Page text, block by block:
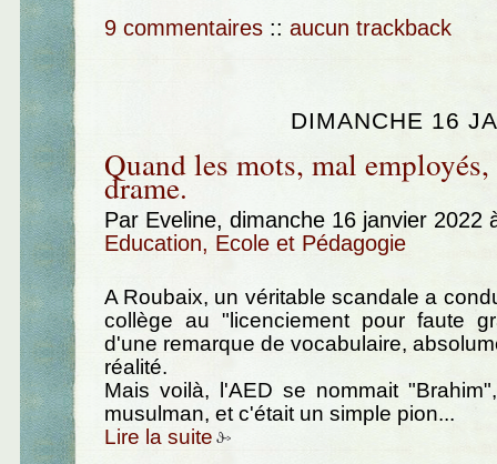
9 commentaires :: aucun trackback
DIMANCHE 16
Quand les mots, mal
drame.
Par Eveline, dimanche 16 janvier 2022
Education, Ecole et Pédagogie
A Roubaix, un véritable scandale a
collège au "licenciement pour faute
d'une remarque de vocabulaire,
réalité.
Mais voilà, l'AED se nommait
musulman, et c'était un simple pion...
Lire la suite